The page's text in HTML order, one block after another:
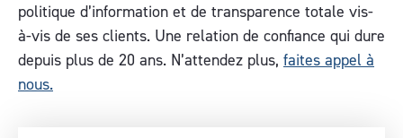
politique d’information et de transparence totale vis-
à-vis de ses clients. Une relation de confiance qui dure
depuis plus de 20 ans. N’attendez plus, faites appel à
nous.